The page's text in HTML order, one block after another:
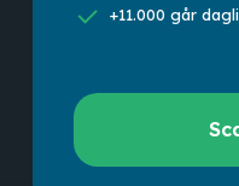
+11.000 går